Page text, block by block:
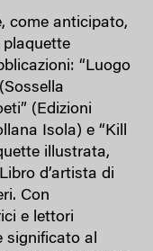
come anticipato,
plaquette
“Luogo
(Edizioni
Isola) e “Kill
illustrata,
d’artista di
Con
e lettori
significato al